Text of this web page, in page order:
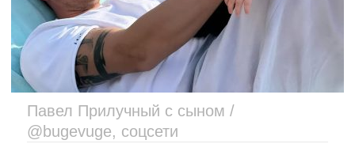
Павел Прилучный с сыном /
@bugevuge, соцсети